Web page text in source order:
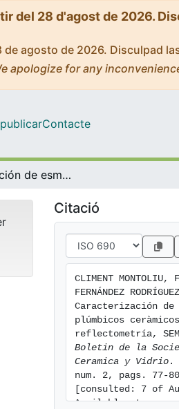
del 28 d'agost de 2026.
agosto de 2026. Disculpad
apologize for any
Contacte
Caracterización de esmaltes y plúmbicos ceràmicos mediante reflectometría, SEM y microanalisis
Citació
CLIMENT
FERNÁNDEZ
Caracterización de
plúmbicos
Boletin de la
Ceramica y Vidrio .
num. 2, pags. 77-
[consulted: 7 of
Available at: